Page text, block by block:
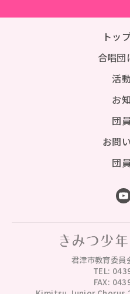
トッ
合唱団
活
お
団
お問
団
君津市教育委員
TEL:
FAX: